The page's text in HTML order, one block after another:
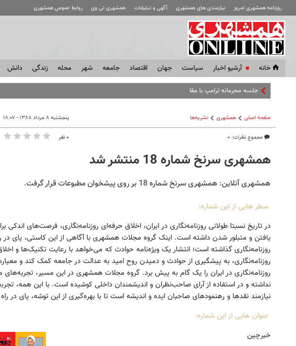
روزنامه همشهری امروز نیازمندی های همشهری آگهی و تبلیغات همشهری تی وی روابط عمومی همشهری
خانه آرشیو اخبار سياست جهان اقتصاد جامعه شهر محله زندگی دانش
جلسه محرمانه ترامپ با مقام‌های اطلاعاتی آمر
صفحه اصلی همشهری نشریه‌ها
مجموع نظرات: ۰
پنجشنبه ۸ مرداد ۱۳۸۸ - ۱۸:۰۷
۰ نفر
همشهری سرنخ شماره 18 منتشر شد
همشهری آنلاین: همشهری سرنخ شماره 18 بر روی پیشخوان مطبوعات قرار گرفت.
سطر هایی از این شماره:
در تاریخ نسبتا طولانی روزنامه‌نگاری در ایران، اخلاق حرفه‌ای روزنامه‌نگاری، فرصت‌های
یافتن و متبلور شدن داشته است. اینک گروه مجلات همشهری با آگاهی از این کاستی، پای در
روزنامه‌نگاری گذاشته است؛ انتشار یک ویژه‌نامه حوادث که می‌خواهد با رعایت تکنیک‌ها و
روزنامه‌نگاری، به پیشگیری از حوادث و دمیدن روح امید به عدالت در جامعه کمک کند و
روزنامه‌نگاری در ایران را یک گام به پیش برد. گروه مجلات همشهری در این مسیر، تجربه‌های
نداشته و در استفاده از آرای صاحب‌نظران و اندیشمندان داخلی کوشیده است. با این همه،
نیازمند نقدها و رهنمودهای صاحبان ایده و اندیشه است تا با بهره‌گیری از این توشه، پای در
عنوان هایی از این شماره:
خبرچین
راهکار چیه؟ پنکه مه پاش👌🏻
تو حراجی بخر!
به نظرت